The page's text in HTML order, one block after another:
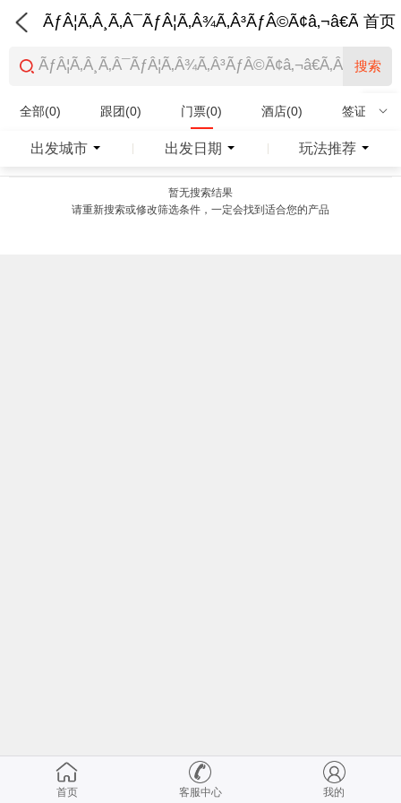
首页
搜索
全部(0) 跟团(0) 门票(0) 酒店(0) 签证(0)
特产商品(0)
出发城市 出发日期 玩法推荐
暂无搜索结果
请重新搜索或修改筛选条件，一定会找到适合您的产品
首页 客服中心 我的